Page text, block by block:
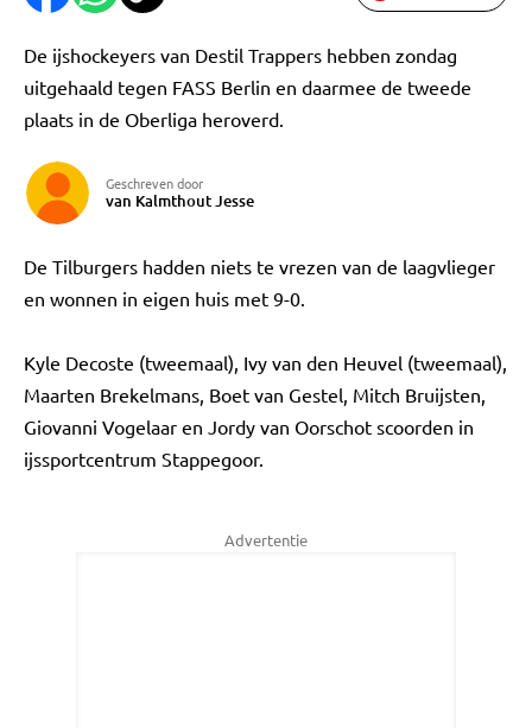
De ijshockeyers van Destil Trappers hebben zondag
uitgehaald tegen FASS Berlin en daarmee de tweede
plaats in de Oberliga heroverd.
Geschreven door
van Kalmthout Jesse
De Tilburgers hadden niets te vrezen van de laagvlieger
en wonnen in eigen huis met 9-0.
Kyle Decoste (tweemaal), Ivy van den Heuvel (tweemaal),
Maarten Brekelmans, Boet van Gestel, Mitch Bruijsten,
Giovanni Vogelaar en Jordy van Oorschot scoorden in
ijssportcentrum Stappegoor.
Advertentie